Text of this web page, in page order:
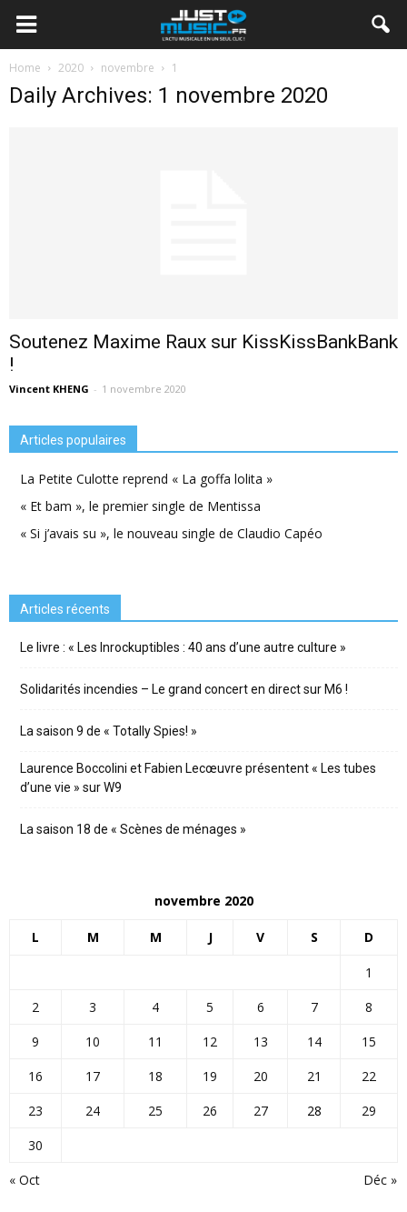
Home 2020 novembre 1
Daily Archives: 1 novembre 2020
Soutenez Maxime Raux sur KissKissBankBank
!
Vincent KHENG - 1 novembre 2020
Articles populaires
La Petite Culotte reprend « La goffa lolita »
« Et bam », le premier single de Mentissa
« Si j’avais su », le nouveau single de Claudio Capéo
Articles récents
Le livre : « Les Inrockuptibles : 40 ans d’une autre culture »
Solidarités incendies – Le grand concert en direct sur M6 !
La saison 9 de « Totally Spies! »
Laurence Boccolini et Fabien Lecœuvre présentent « Les tubes
d’une vie » sur W9
La saison 18 de « Scènes de ménages »
novembre 2020
L M M J V S D
« Oct Déc »
1
2
3 4 5 6 7
8
9
10 11 12 13 14
15
16
17 18 19 20 21
22
23
24 25 26 27 28
29
30